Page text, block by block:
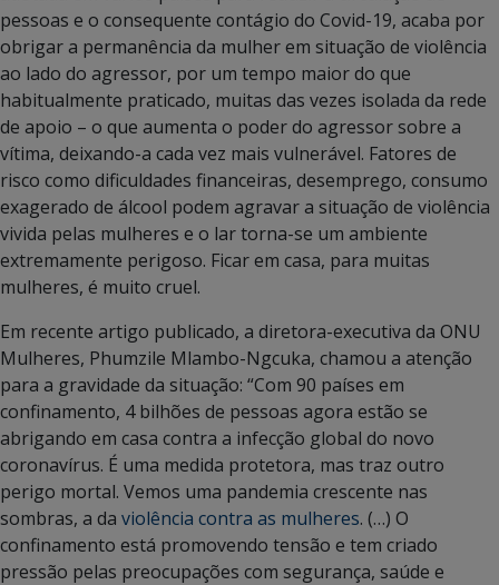
pessoas e o consequente contágio do Covid-19, acaba por
obrigar a permanência da mulher em situação de violência
ao lado do agressor, por um tempo maior do que
habitualmente praticado, muitas das vezes isolada da rede
de apoio – o que aumenta o poder do agressor sobre a
vítima, deixando-a cada vez mais vulnerável. Fatores de
risco como dificuldades financeiras, desemprego, consumo
exagerado de álcool podem agravar a situação de violência
vivida pelas mulheres e o lar torna-se um ambiente
extremamente perigoso. Ficar em casa, para muitas
mulheres, é muito cruel.
Em recente artigo publicado, a diretora-executiva da ONU
Mulheres, Phumzile Mlambo-Ngcuka, chamou a atenção
para a gravidade da situação: “Com 90 países em
confinamento, 4 bilhões de pessoas agora estão se
abrigando em casa contra a infecção global do novo
coronavírus. É uma medida protetora, mas traz outro
perigo mortal. Vemos uma pandemia crescente nas
sombras, a da violência contra as mulheres. (…) O
confinamento está promovendo tensão e tem criado
pressão pelas preocupações com segurança, saúde e